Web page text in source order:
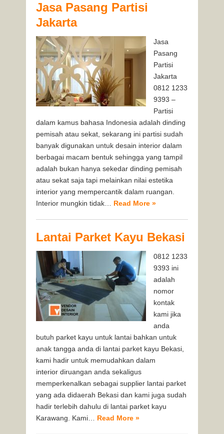
Jasa Pasang Partisi
Jakarta
Jasa
Pasang
Partisi
Jakarta
0812 1233
9393 –
Partisi
dalam kamus bahasa Indonesia adalah dinding
pemisah atau sekat, sekarang ini partisi sudah
banyak digunakan untuk desain interior dalam
berbagai macam bentuk sehingga yang tampil
adalah bukan hanya sekedar dinding pemisah
atau sekat saja tapi melainkan nilai estetika
interior yang mempercantik dalam ruangan.
Interior mungkin tidak… Read More »
Lantai Parket Kayu Bekasi
0812 1233
9393 ini
adalah
nomor
kontak
kami jika
anda
butuh parket kayu untuk lantai bahkan untuk
anak tangga anda di lantai parket kayu Bekasi,
kami hadir untuk memudahkan dalam
interior diruangan anda sekaligus
memperkenalkan sebagai supplier lantai parket
yang ada didaerah Bekasi dan kami juga sudah
hadir terlebih dahulu di lantai parket kayu
Karawang. Kami… Read More »